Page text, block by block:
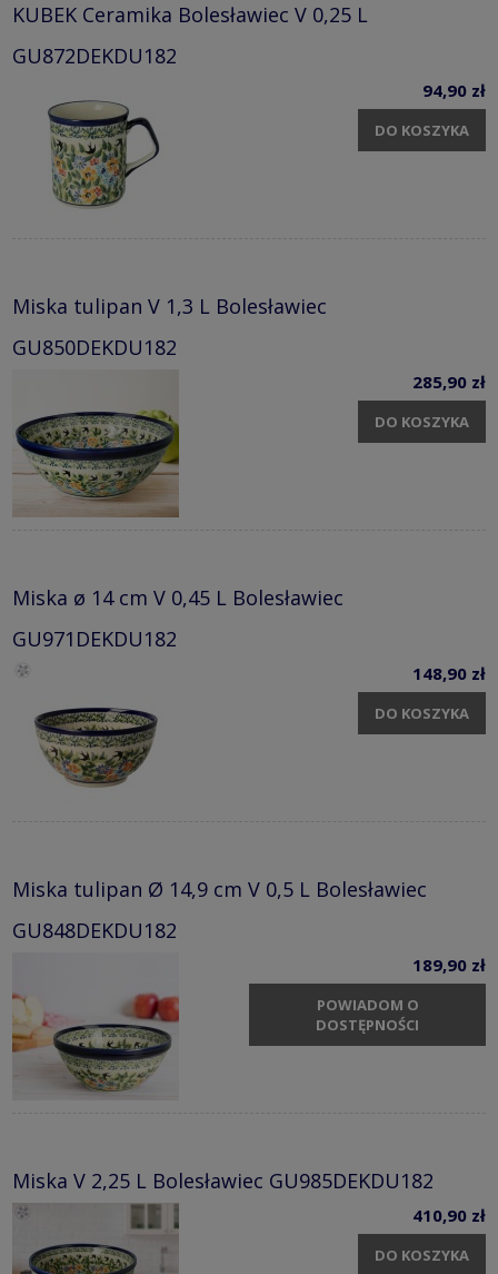
KUBEK Ceramika Bolesławiec V 0,25 L
GU872DEKDU182
94,90 zł
DO KOSZYKA
Miska tulipan V 1,3 L Bolesławiec
GU850DEKDU182
285,90 zł
DO KOSZYKA
Miska ø 14 cm V 0,45 L Bolesławiec
GU971DEKDU182
148,90 zł
DO KOSZYKA
Miska tulipan Ø 14,9 cm V 0,5 L Bolesławiec
GU848DEKDU182
189,90 zł
POWIADOM O
DOSTĘPNOŚCI
Miska V 2,25 L Bolesławiec GU985DEKDU182
410,90 zł
DO KOSZYKA